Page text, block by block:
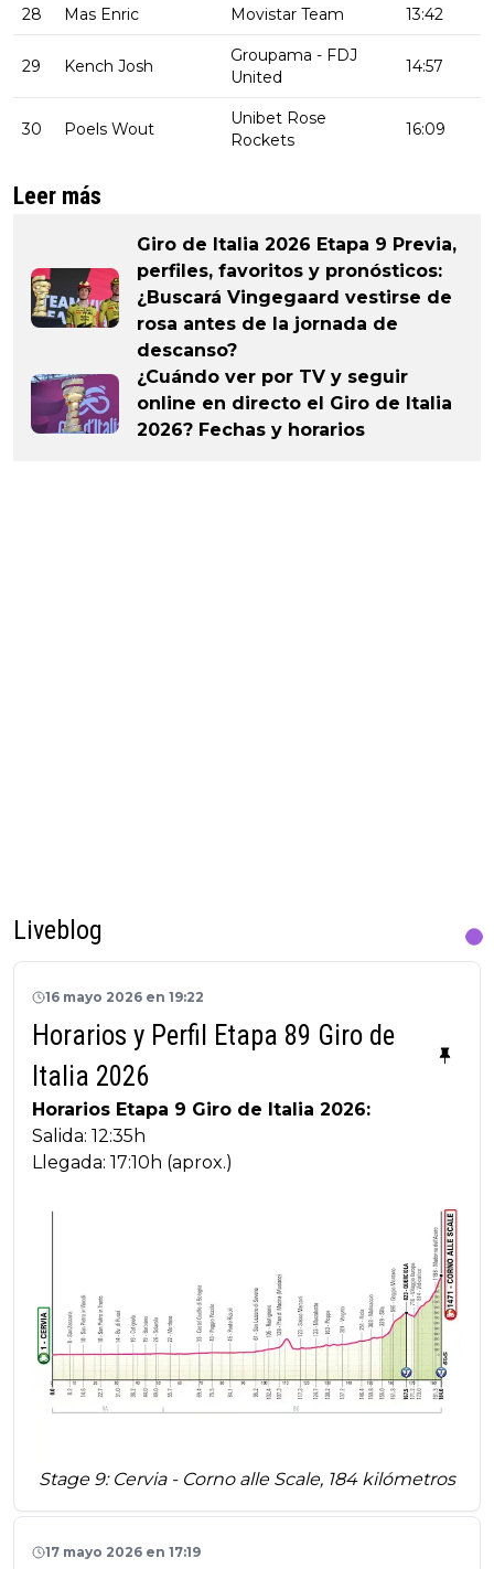
28 Mas Enric Movistar Team 13:42
29 Kench Josh
Groupama - FDJ
United
14:57
30 Poels Wout
Unibet Rose
Rockets
16:09
Leer más
Giro de Italia 2026 Etapa 9 Previa,
perfiles, favoritos y pronósticos:
¿Buscará Vingegaard vestirse de
rosa antes de la jornada de
descanso?
¿Cuándo ver por TV y seguir
online en directo el Giro de Italia
2026? Fechas y horarios
Liveblog
16 mayo 2026 en 19:22
Horarios y Perfil Etapa 89 Giro de
Italia 2026
Horarios Etapa 9 Giro de Italia 2026:
Salida: 12:35h
Llegada: 17:10h (aprox.)
Stage 9: Cervia - Corno alle Scale, 184 kilómetros
17 mayo 2026 en 17:19